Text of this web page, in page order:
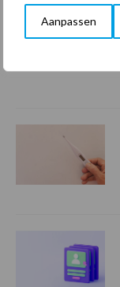
Aanpassen